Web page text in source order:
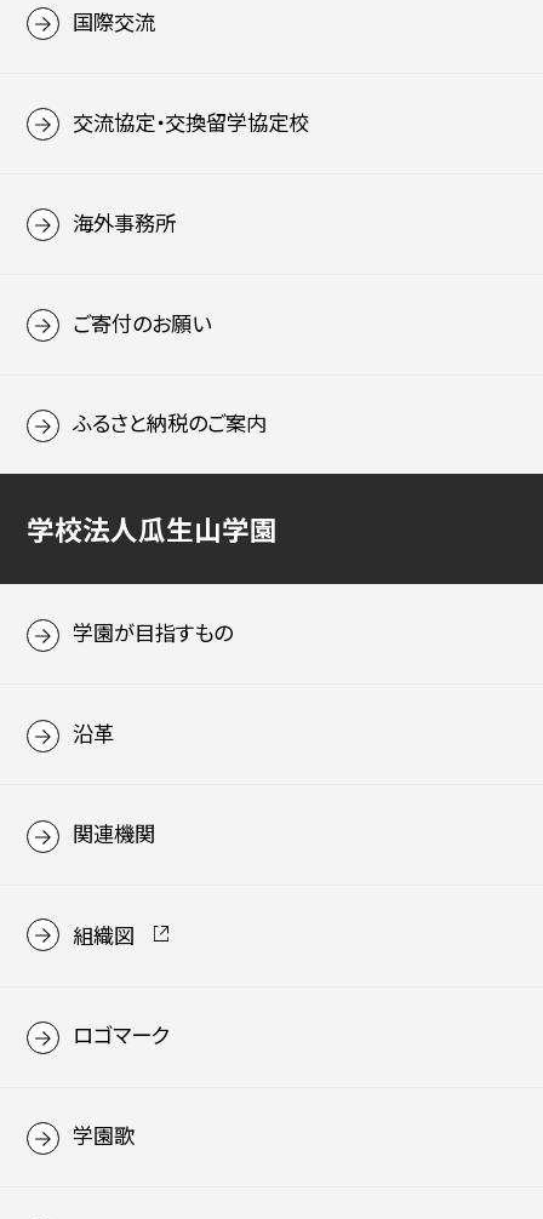
国際交流
交流協定・交換留学協定校
海外事務所
ご寄付のお願い
ふるさと納税のご案内
学校法人瓜生山学園
学園が目指すもの
沿革
関連機関
組織図
ロゴマーク
学園歌